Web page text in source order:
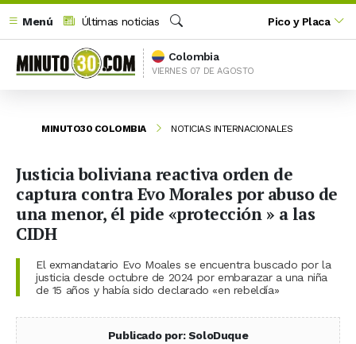
Menú
Últimas noticias
Buscar
Pico y Placa
Colombia
VIERNES 07 DE AGOSTO
MINUTO30 COLOMBIA NOTICIAS INTERNACIONALES
Justicia boliviana reactiva orden de
captura contra Evo Morales por abuso de
una menor, él pide «protección » a las
CIDH
El exmandatario Evo Moales se encuentra buscado por la
justicia desde octubre de 2024 por embarazar a una niña
de 15 años y había sido declarado «en rebeldía»
Publicado por: SoloDuque